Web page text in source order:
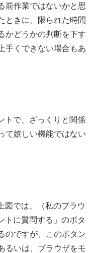
前作業ではないかと思
ときに、限られた時間
かどうかの判断を下す
手くできない場合もあ
トで、ざっくりと関係
て嬉しい機能ではない
図では、（私のブラウ
トに質問する」のボタ
のですが、このボタン
るいは、ブラウザをモ